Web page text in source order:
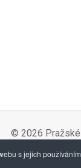
© 2026 Pražské
s jejich